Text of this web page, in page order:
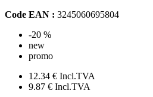
Code EAN : 3245060695804
-20 %
new
promo
12.34 € Incl.TVA
9.87 € Incl.TVA